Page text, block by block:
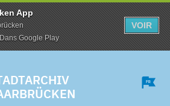
App
Google Play
VOIR